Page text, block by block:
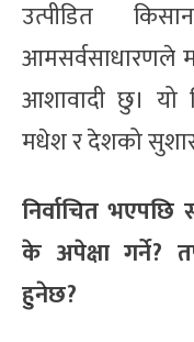
उत्पीडित
आमसर्वसाधारणले
आशावादी छु। यो
मधेश र देशको
निर्वाचित
के अपेक्षा गर्ने?
हुनेछ?